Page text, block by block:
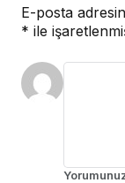
E-posta
* ile